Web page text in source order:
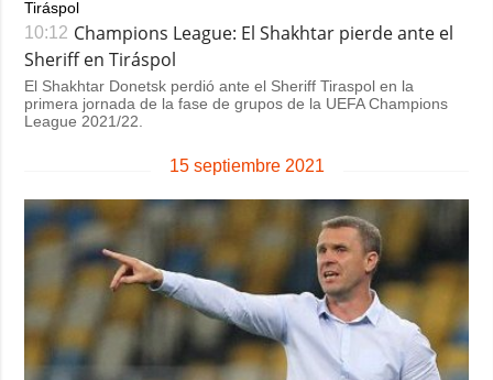
10:12 Champions League: El Shakhtar pierde ante el
Sheriff en Tiráspol
El Shakhtar Donetsk perdió ante el Sheriff Tiraspol en la
primera jornada de la fase de grupos de la UEFA Champions
League 2021/22.
15 septiembre 2021